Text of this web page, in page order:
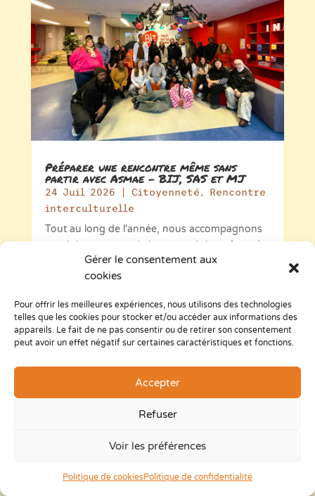
Gérer le consentement aux
cookies
Pour offrir les meilleures expériences, nous utilisons des technologies
telles que les cookies pour stocker et/ou accéder aux informations des
appareils. Le fait de ne pas consentir ou de retirer son consentement
peut avoir un effet négatif sur certaines caractéristiques et fonctions.
Accepter
Refuser
Voir les préférences
Politique de cookiesPolitique de confidentialité
Préparer une rencontre même sans
partir avec Asmae – BIJ, SAS et MJ
24 Juil 2026 Citoyenneté, Rencontre
interculturelle
Tout au long de l'année, nous accompagnons
aussi des groupes de jeunes qui s'apprêtent à
vivre une rencontre interculturelle avec d'autres
associations, maisons de jeunes ou
proposer un temps de préparation autour de...
lire plus